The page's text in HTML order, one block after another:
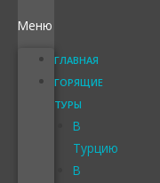
Меню
ГЛАВНАЯ
ГОРЯЩИЕ
ТУРЫ
В
Турцию
В